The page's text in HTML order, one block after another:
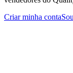
Criar minha conta